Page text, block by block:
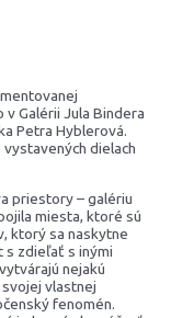
v Galérii Jula Bindera
Petra Hyblerová.
dielach
priestory – galériu
miesta, ktoré sú
ktorý sa naskytne
s zdieľať s inými
nejakú
vlastnej
fenomén.